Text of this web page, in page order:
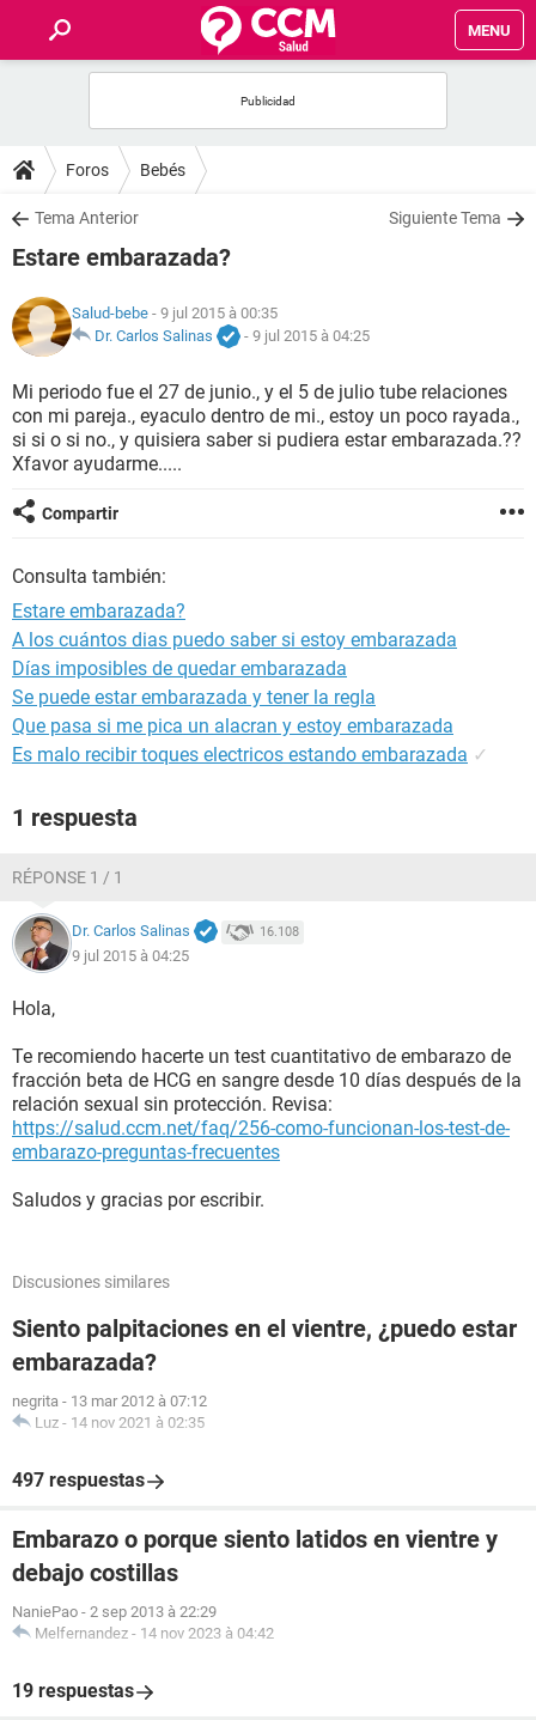
MENU
FORUMS
SALUD
NUTRICIÓN
BIENESTAR
SEXUALIDAD
GLOSARIO
Foros Bebés
Tema Anterior Siguiente Tema
Estare embarazada?
Salud-bebe - 9 jul 2015 à 00:35
Dr. Carlos Salinas
- 9 jul 2015 à 04:25
Mi periodo fue el 27 de junio., y el 5 de julio tube relaciones
con mi pareja., eyaculo dentro de mi., estoy un poco rayada.,
si si o si no., y quisiera saber si pudiera estar embarazada.??
Xfavor ayudarme.....
Compartir
Consulta también:
Estare embarazada?
A los cuántos dias puedo saber si estoy embarazada
Días imposibles de quedar embarazada
Se puede estar embarazada y tener la regla
Que pasa si me pica un alacran y estoy embarazada
Es malo recibir toques electricos estando embarazada ✓
1 respuesta
RÉPONSE 1 / 1
Dr. Carlos Salinas 16.108
9 jul 2015 à 04:25
Hola,
Te recomiendo hacerte un test cuantitativo de embarazo de
fracción beta de HCG en sangre desde 10 días después de la
relación sexual sin protección. Revisa:
https://salud.ccm.net/faq/256-como-funcionan-los-test-de-
embarazo-preguntas-frecuentes
Saludos y gracias por escribir.
Discusiones similares
Siento palpitaciones en el vientre, ¿puedo estar
embarazada?
negrita - 13 mar 2012 à 07:12
Luz - 14 nov 2021 à 02:35
497 respuestas
Embarazo o porque siento latidos en vientre y
debajo costillas
NaniePao - 2 sep 2013 à 22:29
Melfernandez - 14 nov 2023 à 04:42
19 respuestas